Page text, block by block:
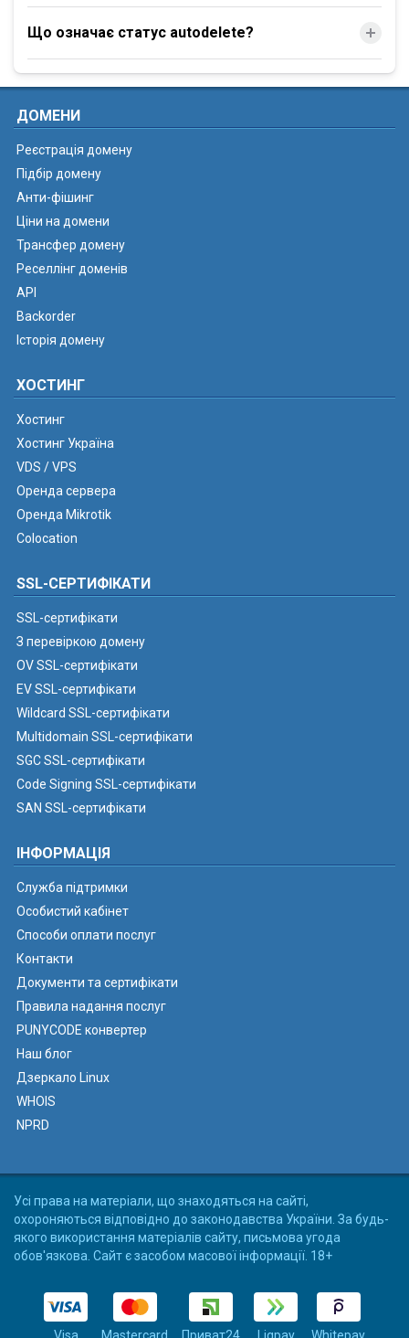
Що означає статус autodelete?
ДОМЕНИ
Реєстрація домену
Підбір домену
Анти-фішинг
Ціни на домени
Трансфер домену
Реселлінг доменів
API
Backorder
Історія домену
ХОСТИНГ
Хостинг
Хостинг Україна
VDS / VPS
Оренда сервера
Оренда Mikrotik
Colocation
SSL-СЕРТИФІКАТИ
SSL-сертифікати
З перевіркою домену
OV SSL-сертифікати
EV SSL-сертифікати
Wildcard SSL-сертифікати
Multidomain SSL-сертифікати
SGC SSL-сертифікати
Code Signing SSL-сертифікати
SAN SSL-сертифікати
ІНФОРМАЦІЯ
Служба підтримки
Особистий кабінет
Способи оплати послуг
Контакти
Документи та сертифікати
Правила надання послуг
PUNYCODE конвертер
Наш блог
Дзеркало Linux
WHOIS
NPRD
Усі права на матеріали, що знаходяться на сайті,
охороняються відповідно до законодавства України. За будь-
якого використання матеріалів сайту, письмова угода
обов'язкова. Сайт є засобом масової інформації. 18+